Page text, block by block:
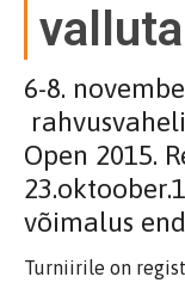
6-8.
Open 2015.
võimalus
Turniirile on